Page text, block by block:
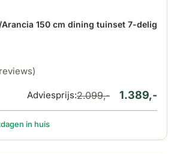
150 cm dining tuinset 7-delig
van de gekozen opties op de
1.389,-
Adviesprijs:2.099,-
in huis